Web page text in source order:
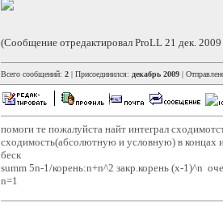
(Сообщение отредактировал ProLL 21 дек.
Всего сообщений: 2 | Присоединился: декабрь 2009 |
помоги те пожалуйста найт интеграл
сходимость(абсолютную и условную) в концах
беск
summ 5n-1/корень:n+n^2 закр.корень (х-1)^n
n=1